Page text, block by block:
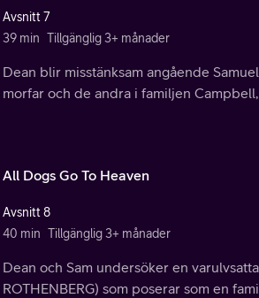
Avsnitt 7
39 min Tillgänglig 3+ månader
Dean blir misstänksam angående
morfar och de andra i familjen
All Dogs Go To Heaven
Avsnitt 8
40 min Tillgänglig 3+ månader
Dean och Sam undersöker en
ROTHENBERG) som poserar som en